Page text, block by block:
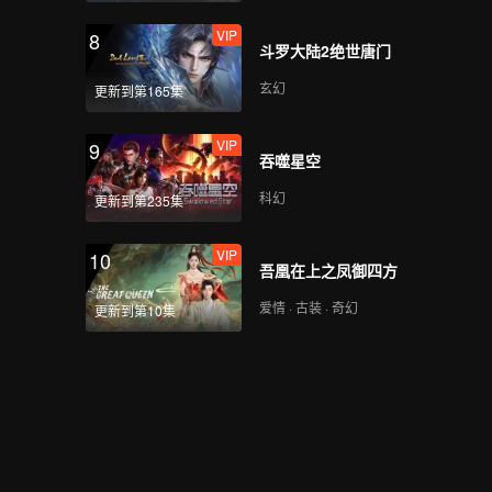
VIP 斗破苍穹年番_72
VIP 斗破苍穹年番_73
VIP 斗破苍穹年番_74
8
更新到第165集
VIP
斗罗大陆2绝世唐门
玄幻
9
更新到第235集
VIP
吞噬星空
科幻
10
更新到第10集
VIP
吾凰在上之凤御四方
爱情 · 古装 · 奇幻